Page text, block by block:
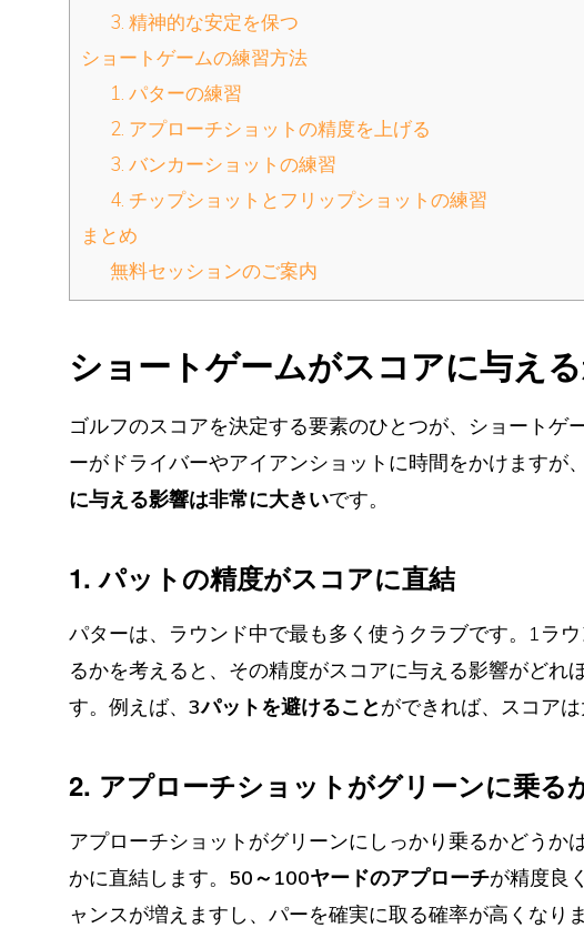
3. 精神的な安定を保つ
ショートゲームの練習方法
1. パターの練習
2. アプローチショットの精度を上げる
3. バンカーショットの練習
4. チップショットとフリップショットの練習
まとめ
無料セッションのご案内
ショートゲームがスコアに与え
ゴルフのスコアを決定する要素のひとつが、ショートゲ
ーがドライバーやアイアンショットに時間をかけますが、
に与える影響は非常に大きいです。
1. パットの精度がスコアに直結
パターは、ラウンド中で最も多く使うクラブです。1ラ
るかを考えると、その精度がスコアに与える影響がどれ
す。例えば、 3パットを避けることができれば、スコアは
2. アプローチショットがグリーンに乗る
アプローチショットがグリーンにしっかり乗るかどうか
かに直結します。 50～100ヤードのアプローチが精度良
ャンスが増えますし、パーを確実に取る確率が高くなりま